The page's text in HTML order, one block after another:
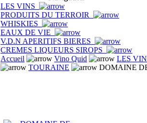
LES VINS
PRODUITS DU TERROIR
WHISKIES
EAUX DE VIE
V.D.N APERITIFS BIERES
CREMES LIQUEURS SIROPS
Accueil
Vino Quid
LES
TOURAINE
DOMAINE